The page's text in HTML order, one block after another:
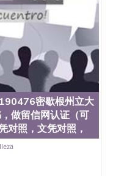
信息； 2、客户付
作点做电子图；
电子图确认好转成
者视频确认再付余
国外DHL）。 三、
学历学位认证，
学回国人员证明
可查。 3、留信网
身受用。 四、办理
、商学院、交流学
、工程学院、健康
学院、人文学院、
育学院排名在全美
且继续攀升中。纽
博士学位。学校的
密歇根州立大
做留信网认证（可
对照，文凭对照，